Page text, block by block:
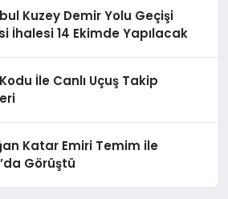
Kuzey Demir Yolu Geçişi
İhalesi 14 Ekimde Yapılacak
İle Canlı Uçuş Takip
Katar Emiri Temim ile
Görüştü